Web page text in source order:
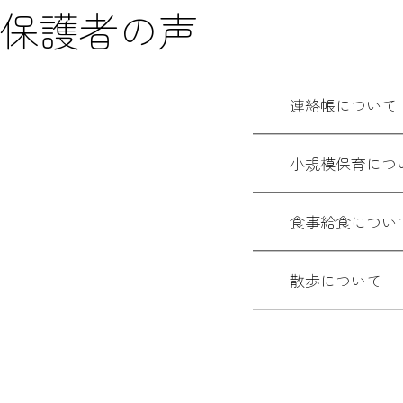
保護者の声
連絡帳について
小規模保育につ
食事給食につい
散歩について